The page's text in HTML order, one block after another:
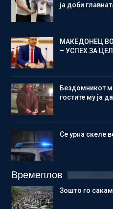
ја доби
МАКЕДОНЕЦ
– УСПЕХ ЗА
Бездомникот
гостите му ја
Се урна скеле
Времеплов
Зошто го